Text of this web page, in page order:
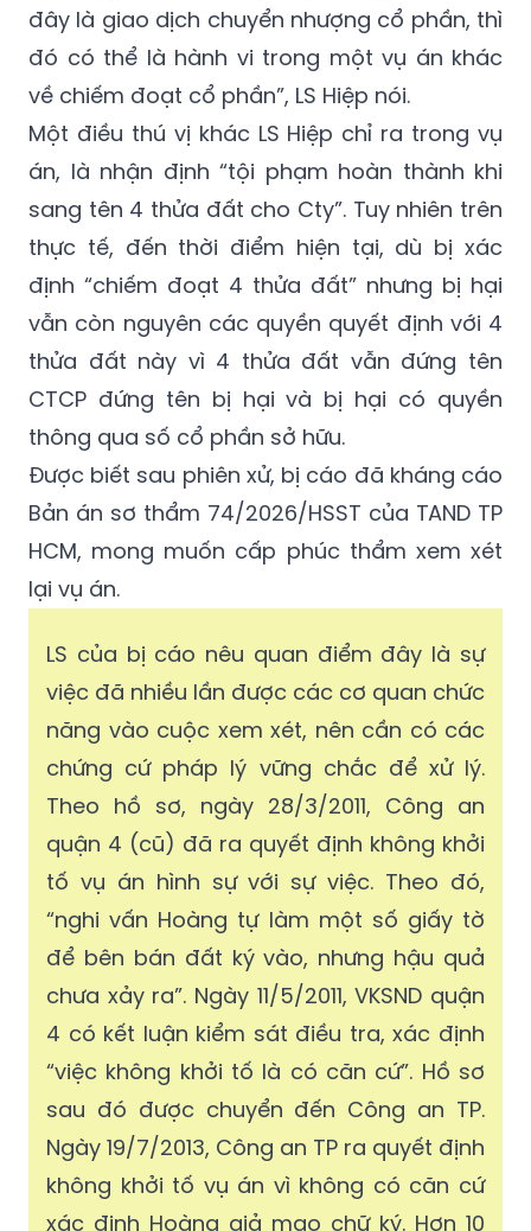
đây là giao dịch chuyển nhượng cổ phần, thì
đó có thể là hành vi trong một vụ án khác
về chiếm đoạt cổ phần”, LS Hiệp nói.
Một điều thú vị khác LS Hiệp chỉ ra trong vụ
án, là nhận định “tội phạm hoàn thành khi
sang tên 4 thửa đất cho Cty”. Tuy nhiên trên
thực tế, đến thời điểm hiện tại, dù bị xác
định “chiếm đoạt 4 thửa đất” nhưng bị hại
vẫn còn nguyên các quyền quyết định với 4
thửa đất này vì 4 thửa đất vẫn đứng tên
CTCP đứng tên bị hại và bị hại có quyền
thông qua số cổ phần sở hữu.
Được biết sau phiên xử, bị cáo đã kháng cáo
Bản án sơ thẩm 74/2026/HSST của TAND TP
HCM, mong muốn cấp phúc thẩm xem xét
lại vụ án.
LS của bị cáo nêu quan điểm đây là sự
việc đã nhiều lần được các cơ quan chức
năng vào cuộc xem xét, nên cần có các
chứng cứ pháp lý vững chắc để xử lý.
Theo hồ sơ, ngày 28/3/2011, Công an
quận 4 (cũ) đã ra quyết định không khởi
tố vụ án hình sự với sự việc. Theo đó,
“nghi vấn Hoàng tự làm một số giấy tờ
để bên bán đất ký vào, nhưng hậu quả
chưa xảy ra”. Ngày 11/5/2011, VKSND quận
4 có kết luận kiểm sát điều tra, xác định
“việc không khởi tố là có căn cứ”. Hồ sơ
sau đó được chuyển đến Công an TP.
Ngày 19/7/2013, Công an TP ra quyết định
không khởi tố vụ án vì không có căn cứ
xác định Hoàng giả mạo chữ ký. Hơn 10